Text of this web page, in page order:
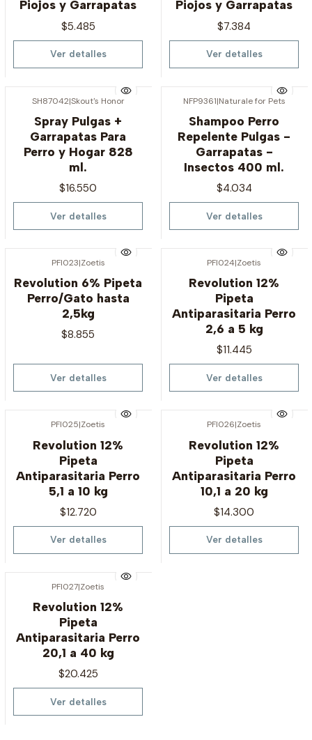
Piojos y Garrapatas
$5.485
Ver detalles
Piojos y Garrapatas
$7.384
Ver detalles
SH87042|Skout's Honor
Spray Pulgas +
Garrapatas Para
Perro y Hogar 828
ml.
$16.550
Ver detalles
NFP9361|Naturale for Pets
Shampoo Perro
Repelente Pulgas -
Garrapatas -
Insectos 400 ml.
$4.034
Ver detalles
PFI023|Zoetis
Revolution 6% Pipeta
Perro/Gato hasta
2,5kg
$8.855
Ver detalles
PFI024|Zoetis
Revolution 12%
Pipeta
Antiparasitaria Perro
2,6 a 5 kg
$11.445
Ver detalles
PFI025|Zoetis
Revolution 12%
Pipeta
Antiparasitaria Perro
5,1 a 10 kg
$12.720
Ver detalles
PFI026|Zoetis
Revolution 12%
Pipeta
Antiparasitaria Perro
10,1 a 20 kg
$14.300
Ver detalles
PFI027|Zoetis
Revolution 12%
Pipeta
Antiparasitaria Perro
20,1 a 40 kg
$20.425
Ver detalles